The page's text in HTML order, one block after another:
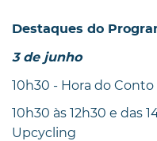
Destaques do
3 de junho
10h30 - Hora do Conto
10h30 às 12h30 e das
Upcycling